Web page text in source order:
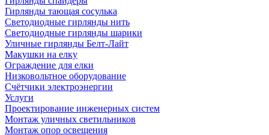
Гирлянды тающая сосулька
Светодиодные гирлянды нить
Светодиодные гирлянды шарики
Уличные гирлянды Белт-Лайт
Макушки на елку
Ограждение для елки
Низковольтное оборудование
Счётчики электроэнергии
Услуги
Проектирование инженерных систем
Монтаж уличных светильников
Монтаж опор освещения